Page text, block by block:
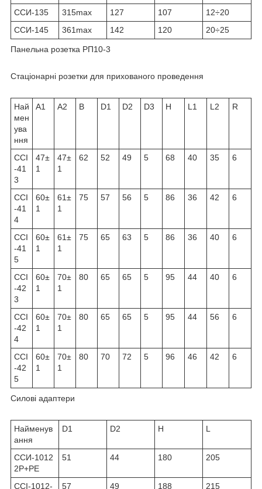
ССИ-135
315max 127 107
12÷20
ССИ-145
361max 142 120 20÷25
Панельна розетка РП10-3
Стаціонарні розетки для прихованого проведення
Най
мен
ува
ння
А1 А2 B D1 D2 D3 H L1 L2 R
ССІ
-41
3
47±
1
47±
1
62 52 49 5 68 40 35 6
ССІ
-41
4
60±
1
61±
1
75 57 56 5 86 36 42 6
ССІ
-41
5
60±
1
61±
1
75 65 63 5 86 36 40 6
ССІ
-42
3
60±
1
70±
1
80 65 65 5 95 44 40 6
ССІ
-42
4
60±
1
70±
1
80 65 65 5 95 44 56 6
ССІ
-42
5
60±
1
70±
1
80 70 72 5 96 46 42 6
Силові адаптери
Найменув
ання
D1 D2 H L
ССИ-1012
2P+PE
51 44 180 205
ССІ-1012- 57 49 188 215